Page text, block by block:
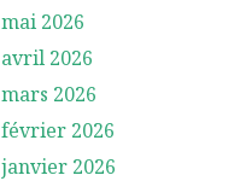
mai 2026
avril 2026
mars 2026
février 2026
janvier 2026